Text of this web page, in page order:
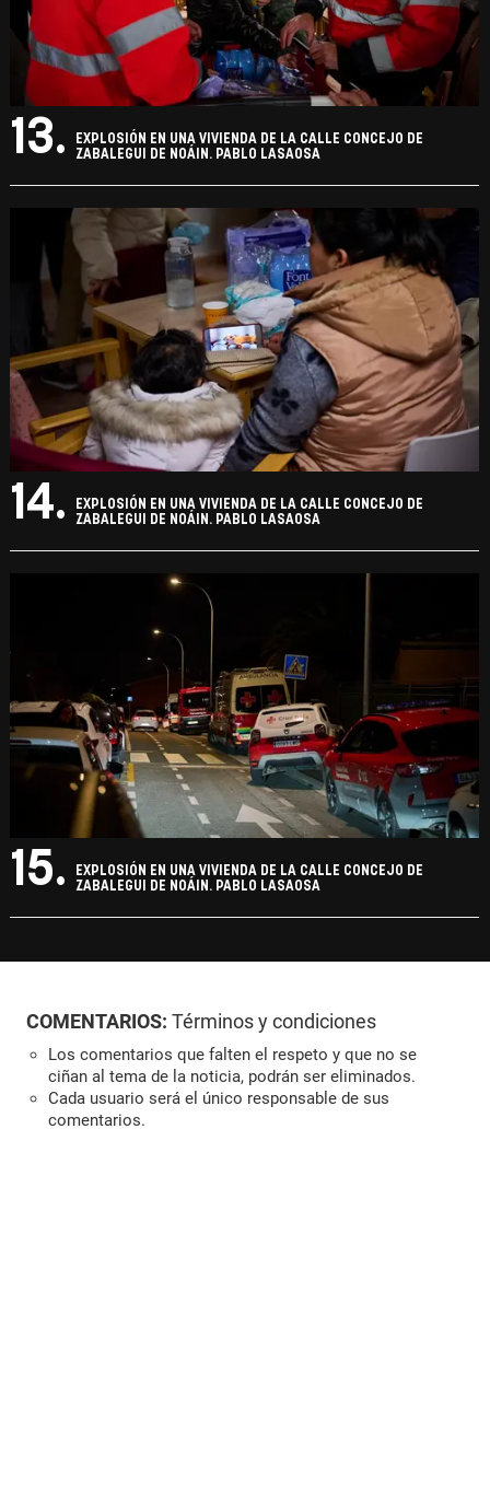
13.
EXPLOSIÓN EN UNA VIVIENDA DE LA CALLE CONCEJO DE
ZABALEGUI DE NOÁIN. PABLO LASAOSA
14.
EXPLOSIÓN EN UNA VIVIENDA DE LA CALLE CONCEJO DE
ZABALEGUI DE NOÁIN. PABLO LASAOSA
15.
EXPLOSIÓN EN UNA VIVIENDA DE LA CALLE CONCEJO DE
ZABALEGUI DE NOÁIN. PABLO LASAOSA
COMENTARIOS: Términos y condiciones
Los comentarios que falten el respeto y que no se
ciñan al tema de la noticia, podrán ser eliminados.
Cada usuario será el único responsable de sus
comentarios.